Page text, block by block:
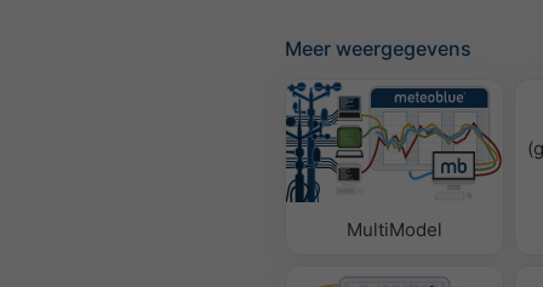
Meer weergegevens
MultiModel